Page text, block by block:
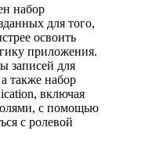
набор
для того,
освоить
приложения.
записей для
также набор
включая
с помощью
с ролевой